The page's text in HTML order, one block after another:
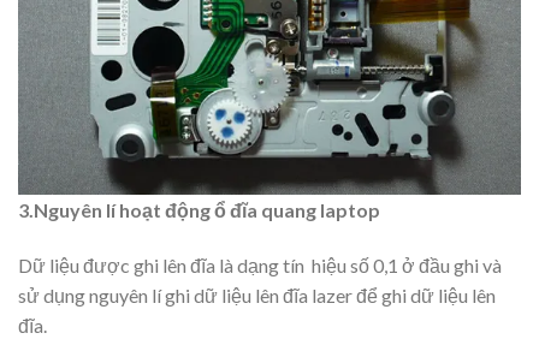
3.Nguyên lí hoạt động ổ đĩa quang laptop
Dữ liệu được ghi lên đĩa là dạng tín hiệu số 0,1 ở đầu ghi và
sử dụng nguyên lí ghi dữ liệu lên đĩa lazer để ghi dữ liệu lên
đĩa.